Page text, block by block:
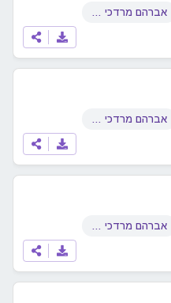
אברהם מרדכי שוורץ
אברהם מרדכי שוורץ
אברהם מרדכי שוורץ